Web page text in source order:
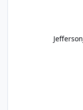
Jefferson